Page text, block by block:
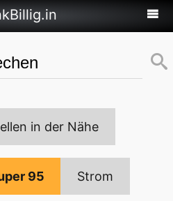
in der Nähe
95 Strom